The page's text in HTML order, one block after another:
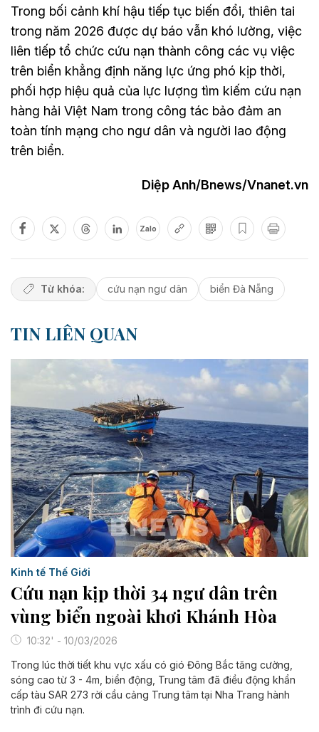
Trong bối cảnh khí hậu tiếp tục biến đổi, thiên tai
trong năm 2026 được dự báo vẫn khó lường, việc
liên tiếp tổ chức cứu nạn thành công các vụ việc
trên biển khẳng định năng lực ứng phó kịp thời,
phối hợp hiệu quả của lực lượng tìm kiếm cứu nạn
hàng hải Việt Nam trong công tác bảo đảm an
toàn tính mạng cho ngư dân và người lao động
trên biển.
Diệp Anh/Bnews/Vnanet.vn
Zalo
Từ khóa: cứu nạn ngư dân biển Đà Nẵng
TIN LIÊN QUAN
Kinh tế Thế Giới
Cứu nạn kịp thời 34 ngư dân trên
vùng biển ngoài khơi Khánh Hòa
10:32' - 10/03/2026
Trong lúc thời tiết khu vực xấu có gió Đông Bắc tăng cường,
sóng cao từ 3 - 4m, biển động, Trung tâm đã điều động khẩn
cấp tàu SAR 273 rời cầu cảng Trung tâm tại Nha Trang hành
trình đi cứu nạn.